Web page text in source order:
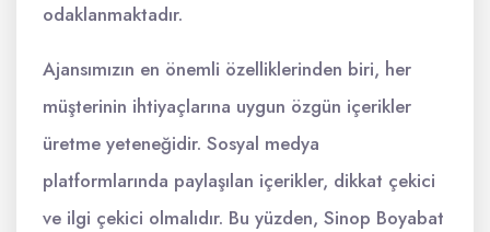
odaklanmaktadır.
Ajansımızın en önemli özelliklerinden biri, her
müşterinin ihtiyaçlarına uygun özgün içerikler
üretme yeteneğidir. Sosyal medya
platformlarında paylaşılan içerikler, dikkat çekici
ve ilgi çekici olmalıdır. Bu yüzden, Sinop Boyabat